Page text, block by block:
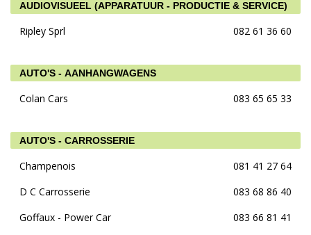
AUDIOVISUEEL (APPARATUUR - PRODUCTIE & SERVICE)
Ripley Sprl 082 61 36 60
AUTO'S - AANHANGWAGENS
Colan Cars 083 65 65 33
AUTO'S - CARROSSERIE
Champenois
081 41 27 64
D C Carrosserie
083 68 86 40
Goffaux - Power Car
083 66 81 41